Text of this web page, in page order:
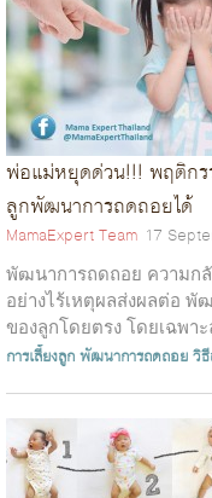
พ่อแม่หยุดด่วน!!! พฤติก
ลูกพัฒนาการถดถอยได้
MamaExpert Team 17
พัฒนาการถดถอย ความก
อย่างไร้เหตุผลส่งผลต่อ
ของลูกโดยตรง โดยเฉพา
เมื่อไรที่เขารู้สึกกลัว...
การเลี้ยงลูกพัฒนาการถดถอยวิ